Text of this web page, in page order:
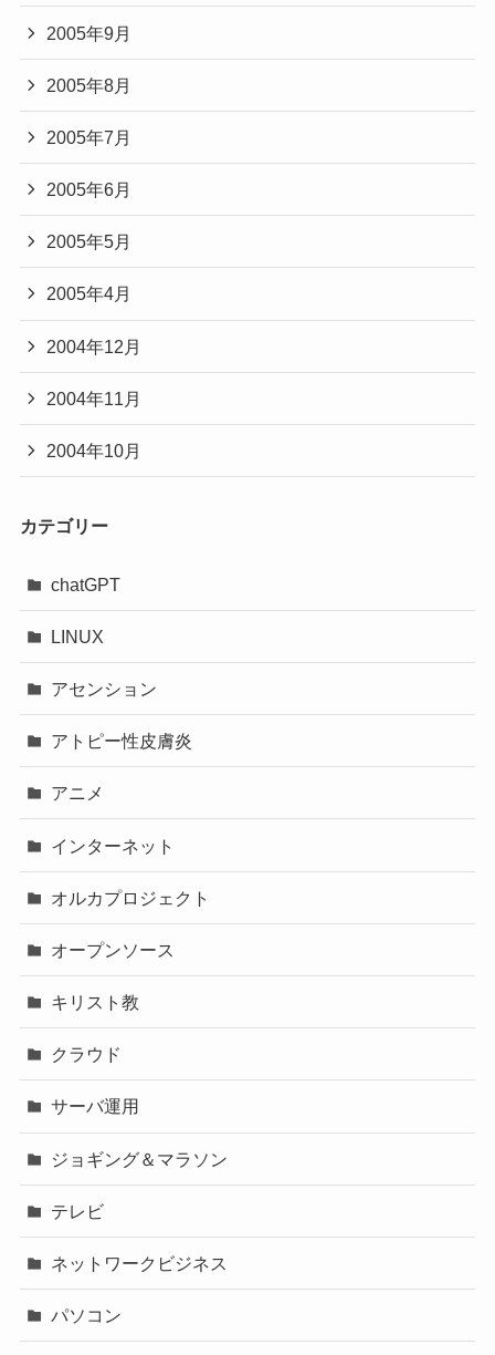
2005年9月
2005年8月
2005年7月
2005年6月
2005年5月
2005年4月
2004年12月
2004年11月
2004年10月
カテゴリー
chatGPT
LINUX
アセンション
アトピー性皮膚炎
アニメ
インターネット
オルカプロジェクト
オープンソース
キリスト教
クラウド
サーバ運用
ジョギング＆マラソン
テレビ
ネットワークビジネス
パソコン